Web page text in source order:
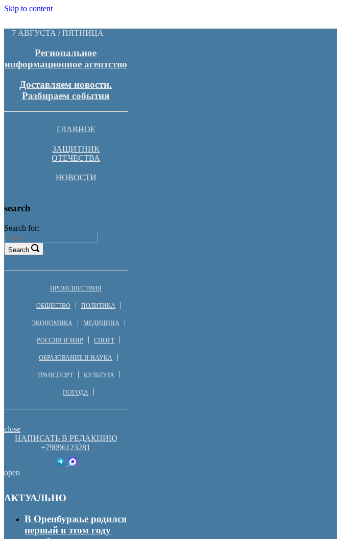
Skip to content
7 АВГУСТА / ПЯТНИЦА
Региональное
информационное агентство
Доставляем новости.
Разбираем события
ГЛАВНОЕ
ЗАЩИТНИК
ОТЕЧЕСТВА
НОВОСТИ
search
Search for:
Search
ПРОИСШЕСТВИЯ
ОБЩЕСТВО ПОЛИТИКА
ЭКОНОМИКА МЕДИЦИНА
РОССИЯ И МИР СПОРТ
ОБРАЗОВАНИЕ И НАУКА
ТРАНСПОРТ КУЛЬТУРА
ПОГОДА
close
НАПИСАТЬ В РЕДАКЦИЮ
+79096123281
open
АКТУАЛЬНО
В Оренбуржье родился
первый в этом году